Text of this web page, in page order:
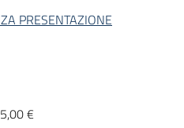
PRESENTAZIONE
€